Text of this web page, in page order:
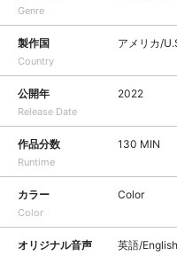
Genre
製作国
Country
アメリカ/
公開年
Release Date
2022
作品分数
Runtime
130 MIN
カラー
Color
Color
オリジナル音声 英語/English